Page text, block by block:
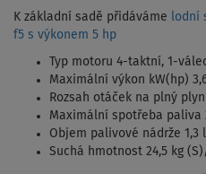
K základní sadě přidáváme lodní
f5 s výkonem 5 hp
Typ motoru 4-taktní, 1-
Maximální výkon kW(hp)
Rozsah otáček na plný
Maximální spotřeba paliva
Objem palivové nádrže 1,3 l
Suchá hmotnost 24,5 kg